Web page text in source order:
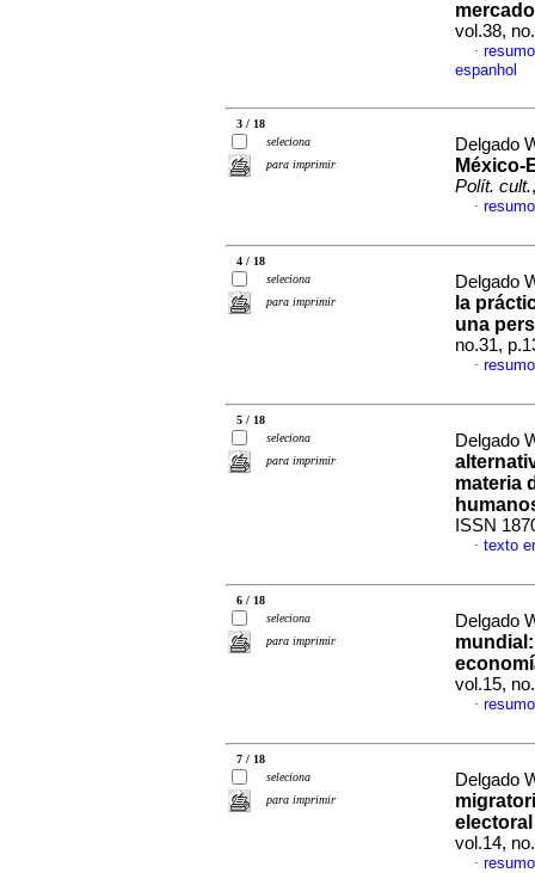
vol.38,
·
espanhol
3 / 18
seleciona
para imprimir
Delgado
México-
Polít. cult.
·
4 / 18
seleciona
para imprimir
Delgado
la
una
no.31,
·
5 / 18
seleciona
para imprimir
Delgado
materia
ISSN
· texto
6 / 18
seleciona
para imprimir
Delgado
vol.15,
·
7 / 18
seleciona
para imprimir
Delgado
vol.14,
·